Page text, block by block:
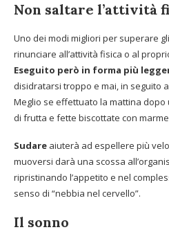
Non saltare l’attività
Uno dei modi migliori per superare
rinunciare all’attività fisica o al
Eseguito però in forma più
disidratarsi troppo e mai, in seguito
Meglio se effettuato la mattina
di frutta e fette biscottate con
Sudare aiuterà ad espellere più
muoversi darà una scossa
ripristinando l’appetito e nel
senso di “nebbia nel cervello”.
Il sonno